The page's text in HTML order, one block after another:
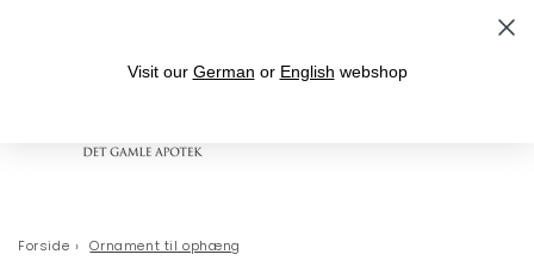
Forside › Ornament til ophæng
Visit our German or English webshop